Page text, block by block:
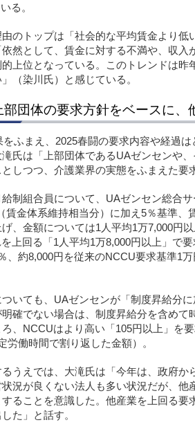
る。
のトップは「社会的な平均賃金より
然として、賃金に対する不満や、収
上位となっている。このトレンドは
（染川氏）と感じている。
団体の要求方針をベースに、
をふまえ、2025春闘の要求内容や経過
氏は「上部団体であるUAゼンセンや
しつつ、介護業界の実態をふまえた要
制組合員について、UAゼンセン総合
賃金体系維持相当分）に加え5％基準
、金額については1人平均1万7,000円
上回る「1人平均1万8,000円以上」で
、約8,000円を従来のNCCU要求基準1
いても、UAゼンセンが「制度昇給分
確でない場合は、制度昇給分を含めて
、NCCUはより高い「105円以上」を
労働時間で割り返した金額）。
うえでは、大滝氏は「今年は、政府
況が良くない法人も多い状況だが、他
ることを意識した。他産業を上回る要
た」と話す。